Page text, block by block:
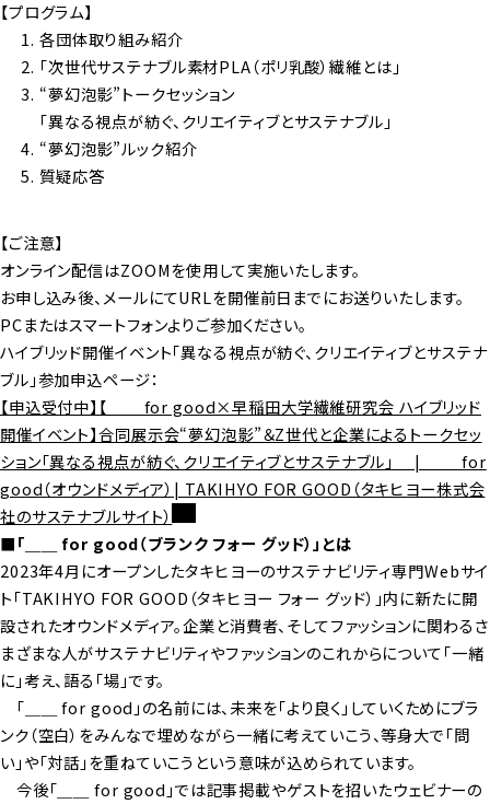
【プログラム】
各団体取り組み紹介
「次世代サステナブル素材PLA（ポリ乳酸）繊維とは」
“夢幻泡影”トークセッション
「異なる視点が紡ぐ、クリエイティブとサステナブル」
“夢幻泡影”ルック紹介
質疑応答
【ご注意】
オンライン配信はZOOMを使用して実施いたします。
お申し込み後、メールにてURLを開催前日までにお送りいたします。
PCまたはスマートフォンよりご参加ください。
ハイブリッド開催イベント「異なる視点が紡ぐ、クリエイティブとサステナ
ブル」参加申込ページ：
【申込受付中】【＿＿ for good×早稲田大学繊維研究会 ハイブリッド
開催イベント】合同展示会“夢幻泡影”＆Z世代と企業によるトークセッ
ション「異なる視点が紡ぐ、クリエイティブとサステナブル」 | ＿＿ for
good（オウンドメディア）| TAKIHYO FOR GOOD（タキヒヨー株式会
社のサステナブルサイト）
■「＿＿ for good（ブランク フォー グッド）」とは
2023年4月にオープンしたタキヒヨーのサステナビリティ専門Webサイ
ト「TAKIHYO FOR GOOD（タキヒヨー フォー グッド）」内に新たに開
設されたオウンドメディア。企業と消費者、そしてファッションに関わるさ
まざまな人がサステナビリティやファッションのこれからについて「一緒
に」考え、語る「場」です。
「＿＿ for good」の名前には、未来を「より良く」していくためにブラ
ンク（空白）をみんなで埋めながら一緒に考えていこう、等身大で「問
い」や「対話」を重ねていこうという意味が込められています。
今後「＿＿ for good」では記事掲載やゲストを招いたウェビナーの